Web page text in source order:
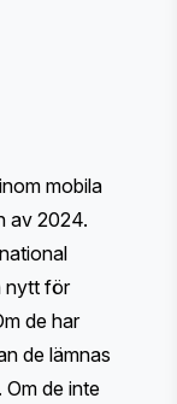
mobila
av 2024.
nytt för
de har
de lämnas
Om de inte